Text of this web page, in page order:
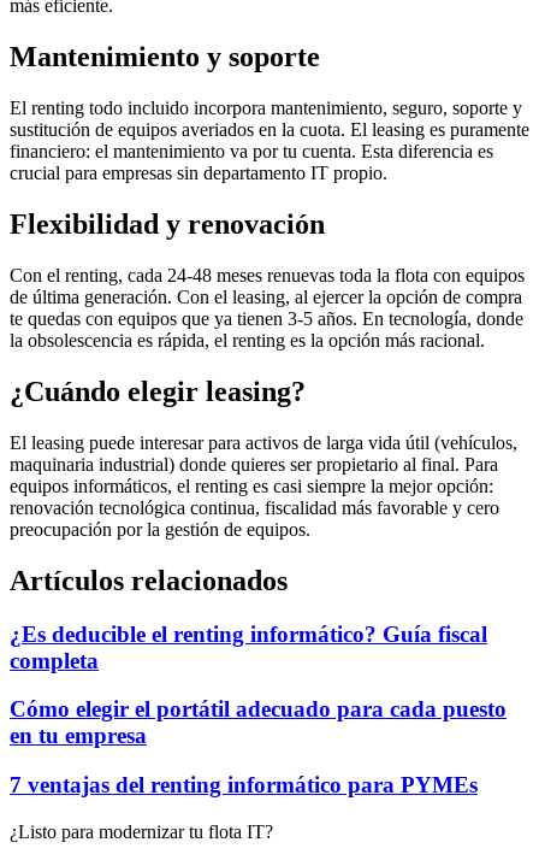
más eficiente.
Mantenimiento y soporte
El renting todo incluido incorpora mantenimiento, seguro, soporte y
sustitución de equipos averiados en la cuota. El leasing es puramente
financiero: el mantenimiento va por tu cuenta. Esta diferencia es
crucial para empresas sin departamento IT propio.
Flexibilidad y renovación
Con el renting, cada 24-48 meses renuevas toda la flota con equipos
de última generación. Con el leasing, al ejercer la opción de compra
te quedas con equipos que ya tienen 3-5 años. En tecnología, donde
la obsolescencia es rápida, el renting es la opción más racional.
¿Cuándo elegir leasing?
El leasing puede interesar para activos de larga vida útil (vehículos,
maquinaria industrial) donde quieres ser propietario al final. Para
equipos informáticos, el renting es casi siempre la mejor opción:
renovación tecnológica continua, fiscalidad más favorable y cero
preocupación por la gestión de equipos.
Artículos relacionados
¿Es deducible el renting informático? Guía fiscal
completa
Cómo elegir el portátil adecuado para cada puesto
en tu empresa
7 ventajas del renting informático para PYMEs
¿Listo para modernizar tu flota IT?